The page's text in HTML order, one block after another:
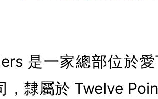
是一家總部位於
，隸屬於 Twelve